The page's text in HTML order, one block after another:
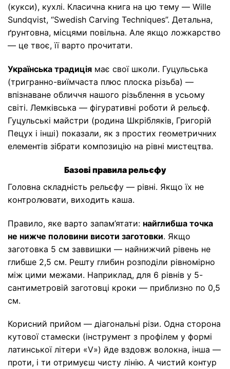
(кукси), кухлі. Класична книга на цю тему — Wille
Sundqvist, “Swedish Carving Techniques”. Детальна,
ґрунтовна, місцями повільна. Але якщо ложкарство
— це твоє, її варто прочитати.
Українська традиція має свої школи. Гуцульська
(тригранно-виїмчаста плюс плоска різьба) —
впізнаване обличчя нашого різьблення в усьому
світі. Лемківська — фігуративні роботи й рельєф.
Гуцульські майстри (родина Шкрібляків, Григорій
Пецух і інші) показали, як з простих геометричних
елементів зібрати композицію на рівні мистецтва.
Базові правила рельєфу
Головна складність рельєфу — рівні. Якщо їх не
контролювати, виходить каша.
Правило, яке варто запам’ятати: найглибша точка
не нижче половини висоти заготовки. Якщо
заготовка 5 см заввишки — найнижчий рівень не
глибше 2,5 см. Решту глибин розподіли рівномірно
між цими межами. Наприклад, для 6 рівнів у 5-
сантиметровій заготовці кроки — приблизно по 0,5
см.
Корисний прийом — діагональні різи. Одна сторона
кутової стамески (інструмент з профілем у формі
латинської літери «V») йде вздовж волокна, інша —
проти, і ти отримуєш чисту лінію. А чистий контур